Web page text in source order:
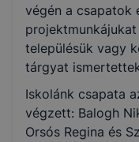
végén a csapatok
településük vagy
tárgyat
Iskolánk csapata
végzett: Balogh
Orsós Regina és